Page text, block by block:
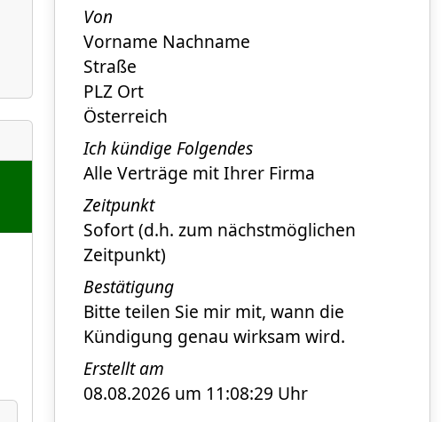
Von
Vorname Nachname
Straße
PLZ Ort
Österreich
Ich kündige Folgendes
Alle Verträge mit Ihrer Firma
Zeitpunkt
Sofort (d.h. zum nächstmöglichen
Zeitpunkt)
Bestätigung
Bitte teilen Sie mir mit, wann die
Kündigung genau wirksam wird.
Erstellt am
08.08.2026 um 11:08:29 Uhr